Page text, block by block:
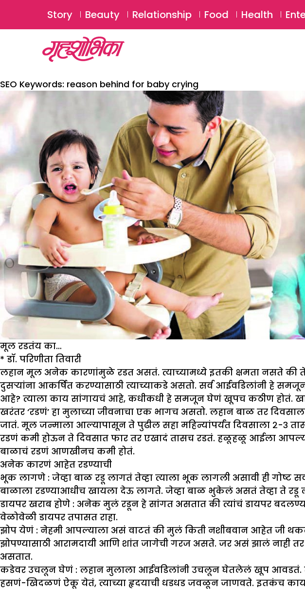
Story Beauty Relationship Food Health
SEO Keywords: reason behind for baby crying
मूल रडतंय का…
* डॉ. परिणीता तिवारी
लहान मूल अनेक कारणांमुळे रडत असतं. त्याच्यामध्ये इतकी क्षमता नसते की
दुसऱ्यांना आकर्षित करण्यासाठी त्याच्याकडे असतो. सर्व आईवडिलांनी हे
आहे? त्याला काय सांगायचं आहे, कधीकधी हे समजून घेणं खूपच कठीण होतं.
खरंतर ‘रडणं’ हा मुलाच्या जीवनाचा एक भागच असतो. लहान बाळ तर
जातं. मूल जन्माला आल्यापासून ते पुढील सहा महिन्यांपर्यंत दिवसाला २-३
रडणं कमी होऊन ते दिवसात फार तर एखादं तासच रडतं. हळूहळू आईला
बाळाचं रडणं आणखीनच कमी होतं.
अनेक कारणं आहेत रडण्याची
भूक लागणे : जेव्हा बाळ रडू लागतं तेव्हा त्याला भूक लागली असावी ही
बाळाला रडण्याआधीच खायला देऊ लागते. जेव्हा बाळ भुकेलं असतं तेव्हा ते रडू
डायपर खराब होणे : अनेक मुलं रडून हे सांगत असतात की त्यांचं डायपर
वेळोवेळी डायपर तपासत राहा.
झोप येणं : नेहमी आपल्याला असं वाटतं की मुलं किती नशीबवान आहेत जी
झोपण्यासाठी आरामदायी आणि शांत जागेची गरज असते. जर असं झालं नाही
असतात.
कडेवर उचलून घेणं : लहान मुलाला आईवडिलांनी उचलून घेतलेलं खूप आवडतं.
हसणं-खिदळणं ऐकू येतं, त्याच्या हृदयाची धडधड जवळून जाणवते. इतकंच